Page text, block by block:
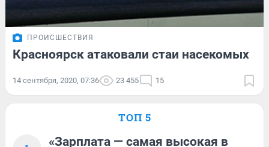
ПРОИСШЕСТВИЯ
Красноярск атаковали стаи насекомых
14 сентября, 2020, 07:36 23 455 15
ТОП 5
«Зарплата — самая высокая в